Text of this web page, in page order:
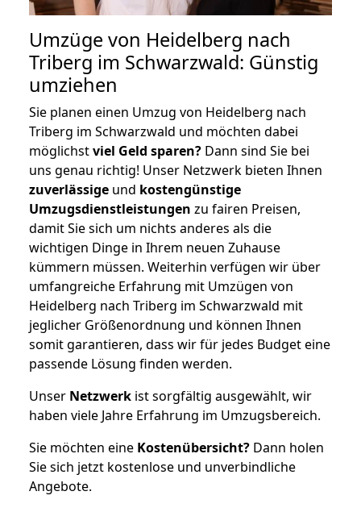
Umzüge von Heidelberg nach
Triberg im Schwarzwald: Günstig
umziehen
Sie planen einen Umzug von Heidelberg nach
Triberg im Schwarzwald und möchten dabei
möglichstviel Geld sparen? Dann sind Sie bei
uns genau richtig! Unser Netzwerk bieten Ihnen
zuverlässige und kostengünstige
Umzugsdienstleistungen zu fairen Preisen,
damit Sie sich um nichts anderes als die
wichtigen Dinge in Ihrem neuen Zuhause
kümmern müssen. Weiterhin verfügen wir über
umfangreiche Erfahrung mit Umzügen von
Heidelberg nach Triberg im Schwarzwald mit
jeglicher Größenordnung und können Ihnen
somit garantieren, dass wir für jedes Budget eine
passende Lösung finden werden.
Unser Netzwerk ist sorgfältig ausgewählt, wir
haben viele Jahre Erfahrung im Umzugsbereich.
Sie möchten eine Kostenübersicht? Dann holen
Sie sich jetzt kostenlose und unverbindliche
Angebote.